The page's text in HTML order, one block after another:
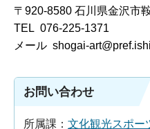
〒920-8580 石川県金沢市
TEL 076-225-1371
メール shogai-
お問い合わせ
所属課： 文化観光スポ